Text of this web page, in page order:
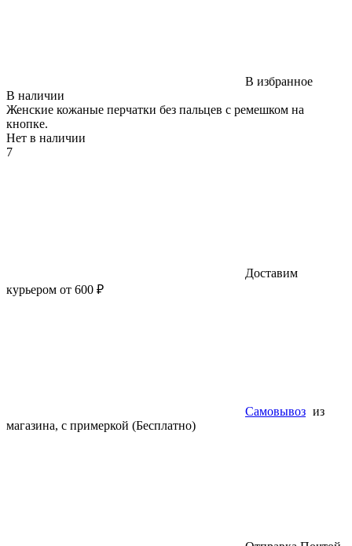
В избранное
В наличии
Женские кожаные перчатки без пальцев с ремешком на
кнопке.
Нет в наличии
7
Доставим
курьером от 600 ₽
Самовывоз из
магазина, с примеркой (Бесплатно)